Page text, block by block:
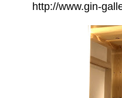
http://www.gin-